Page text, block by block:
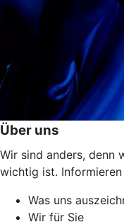
Über uns
Wir sind anders, denn
wichtig ist.
Was uns
Wir für Sie